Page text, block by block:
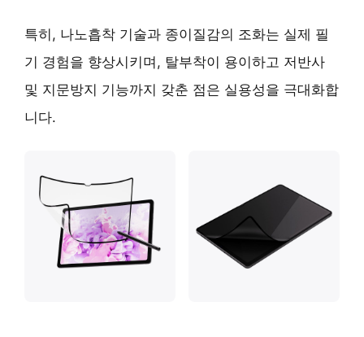
특히, 나노흡착 기술과 종이질감의 조화는 실제 필
기 경험을 향상시키며, 탈부착이 용이하고 저반사
및 지문방지 기능까지 갖춘 점은 실용성을 극대화합
니다.